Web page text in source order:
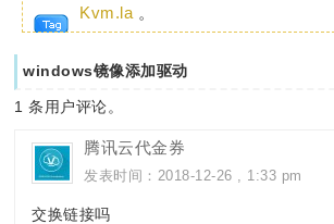
Kvm.la 。
windows镜像添加驱动
1 条用户评论。
腾讯云代金券
发表时间：2018-12-26 , 1:33 pm
交换链接吗